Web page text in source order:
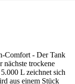
Comfort - Der Tank
nächste trockene
L zeichnet sich
aus einem Stück